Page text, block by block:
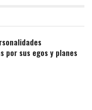
por sus egos y planes